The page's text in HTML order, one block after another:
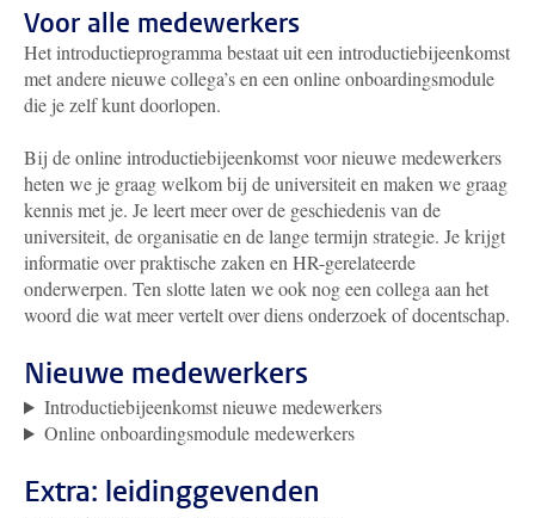
Voor alle medewerkers
Het introductieprogramma bestaat uit een introductiebijeenkomst
met andere nieuwe collega’s en een online onboardingsmodule
die je zelf kunt doorlopen.
Bij de online introductiebijeenkomst voor nieuwe medewerkers
heten we je graag welkom bij de universiteit en maken we graag
kennis met je. Je leert meer over de geschiedenis van de
universiteit, de organisatie en de lange termijn strategie. Je krijgt
informatie over praktische zaken en HR-gerelateerde
onderwerpen. Ten slotte laten we ook nog een collega aan het
woord die wat meer vertelt over diens onderzoek of docentschap.
Nieuwe medewerkers
Introductiebijeenkomst nieuwe medewerkers
Online onboardingsmodule medewerkers
Extra: leidinggevenden